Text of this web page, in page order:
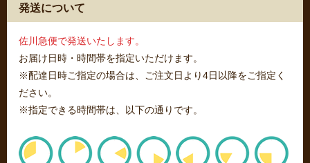
発送について
佐川急便で発送いたします。
お届け日時・時間帯を指定いただけます。
※配達日時ご指定の場合は、ご注文日より4日以降をご指定く
ださい。
※指定できる時間帯は、以下の通りです。